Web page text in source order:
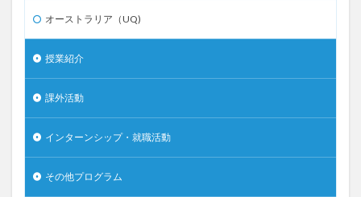
オーストラリア（UQ)
授業紹介
課外活動
インターンシップ・就職活動
その他プログラム